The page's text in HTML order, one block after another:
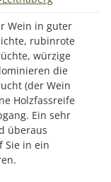
Wein in guter
rubinrote
würzige
die
(der Wein
Holzfassreife
Ein sehr
überaus
Sie in ein